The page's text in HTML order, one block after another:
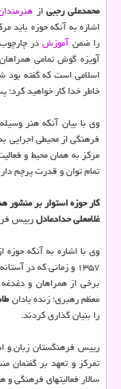
محمدعلی رجبیاز
اشاره به آنکه حوزه باید
را ضمنآموزشدر
آویزه گوش تمامی
اسلامی است که گفته بود
خاطر خدا کار خواهید کرد؛
وی با بیان آنکه هنر
فرهنگی از محیطی اجرایی
مرکز به همان محیط و
تمام توان و قدرت پرچم
کار حوزه استوار بر منشور
غلامعلی حدادعادلرییس
وی با اشاره به آنکه حوزه
۱۳۵۷ و زمانی که در
برخی از همراهان و
معظم رهبری؛ زنده یادان
را بنیان گذاری کردند.
رییس فرهنگستان زبان و
تمرکز و تعهد بر گفتمان
سالار فعالیتهای فرهنگی